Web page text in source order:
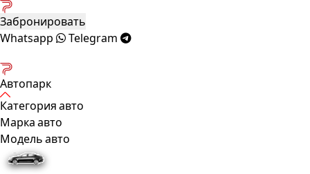
Забронировать
Whatsapp
Telegram
Автопарк
Категория авто
Марка авто
Модель авто